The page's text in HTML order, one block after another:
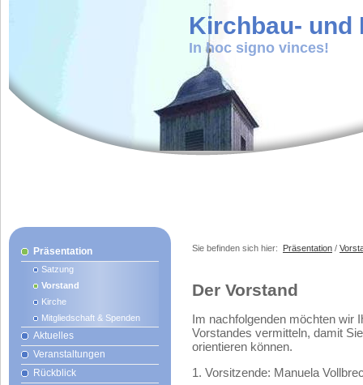
Kirchbau- und
In hoc signo vinces!
Präsentation
Satzung
Vorstand
Kirche
Mitgliedschaft & Spenden
Aktuelles
Veranstaltungen
Rückblick
Sie befinden sich hier: Präsentation /
Der Vorstand
Im nachfolgenden möchten wir
Vorstandes vermitteln, damit
orientieren können.
1. Vorsitzende: Manuela